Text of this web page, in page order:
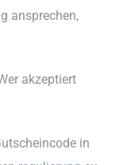
ansprechen,
akzeptiert
in